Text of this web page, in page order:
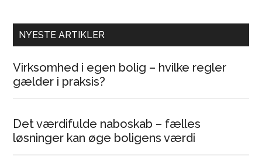
NYESTE ARTIKLER
Virksomhed i egen bolig – hvilke regler
gælder i praksis?
Det værdifulde naboskab – fælles
løsninger kan øge boligens værdi